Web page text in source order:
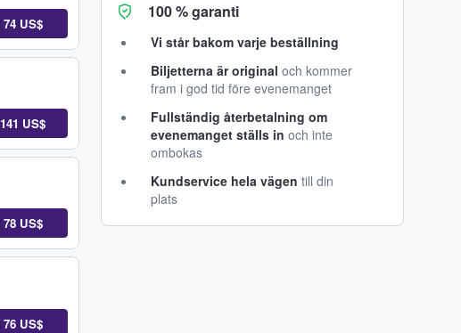
74 US$
141 US$
78 US$
76 US$
100 % garanti
Vi står bakom varje beställning
Biljetterna är original och kommer
fram i god tid före evenemanget
Fullständig återbetalning om
evenemanget ställs in och inte
ombokas
Kundservice hela vägen till din
plats